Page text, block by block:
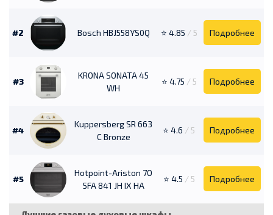
#2 Bosch HBJ558YS0Q ⭐ 4.85 / 5 Подробнее
#3
KRONA SONATA 45
WH
⭐ 4.75 / 5 Подробнее
#4
Kuppersberg SR 663
C Bronze
⭐ 4.6 / 5 Подробнее
#5
Hotpoint-Ariston 7O
5FA 841 JH IX HA
⭐ 4.5 / 5 Подробнее